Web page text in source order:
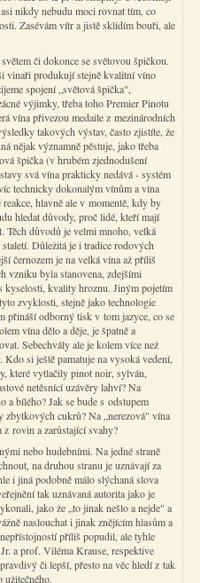
nikdy nebudu moci rovnat tím, co
Zasévám vítr a jistě sklidím bouři, ale
či dokonce se světovou špičkou.
vinaři produkují stejně kvalitní víno
spojení „světová špička",
výjimky, třeba toho Premier Pinotu
vína přivezou medaile z mezinárodních
takových výstav, často zjistíte, že
nějak významně pěstuje, jako třeba
špička (v hrubém zjednodušení
svá vína prakticky nedává - systém
technicky dokonalým vínům a vína
hlavně ale v momentě, kdy by
hledat důvody, proč lidé, kteří mají
Těch důvodů je velmi mnoho, velká
Důležitá je i tradice rodových
černozem je na velká vína až příliš
vzniku byla stanovena, zdejšími
kyselosti, kvality hroznu. Jiným pojetím
zvyklosti, stejně jako technologie
přináší odborný tisk v tom jazyce, co se
vína dělo a děje, je špatně a
Sebechvály ale je kolem více než
si ještě pamatuje na vysoká vedení,
které vytlačily pinot noir, sylván,
netěsnící uzávěry lahví? Na
a bílého? Jak se bude s odstupem
zbytkových cukrů? Na „nerezová" vína
z rovin a zarůstající svahy?
nebo hudebními. Na jedné straně
na druhou stranu je uznávají za
i jiná podobně málo slýchaná slova
tak uznávaná autorita jako je
jako že „to jinak nešlo a nejde" a
naslouchat i jinak znějícím hlasům a
příliš popudil, ale tyhle
a prof. Viléma Krause, respektive
či lepší, přesto na věc hledí z tak